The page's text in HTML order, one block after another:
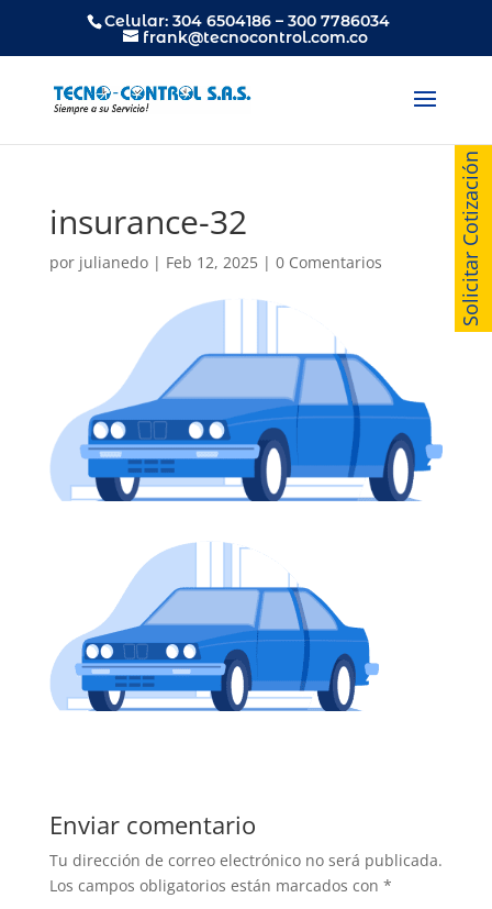
Celular: 304 6504186 – 300 7786034
frank@tecnocontrol.com.co
insurance-32
por julianedo| Feb 12, 2025| 0 Comentarios
Enviar comentario
Tu dirección de correo electrónico no será publicada.
Los campos obligatorios están marcados con *
Solicitar Cotización